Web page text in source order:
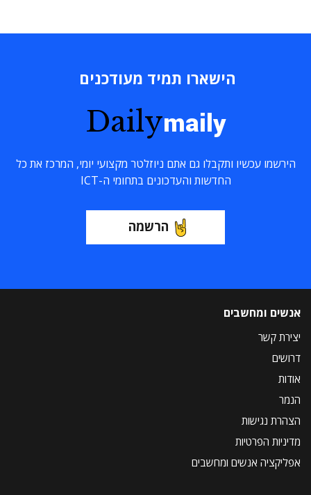
הישארו תמיד מעודכנים
Dailymaily
הירשמו עכשיו ותקבלו גם אתם ניוזלטר מקצועי יומי, המרכז את כל
החדשות והעדכונים בתחומי ה-ICT
הרשמה
אנשים ומחשבים
יצירת קשר
דרושים
אודות
הנמר
הצהרת נגישות
מדיניות הפרטיות
אפליקציה אנשים ומחשבים